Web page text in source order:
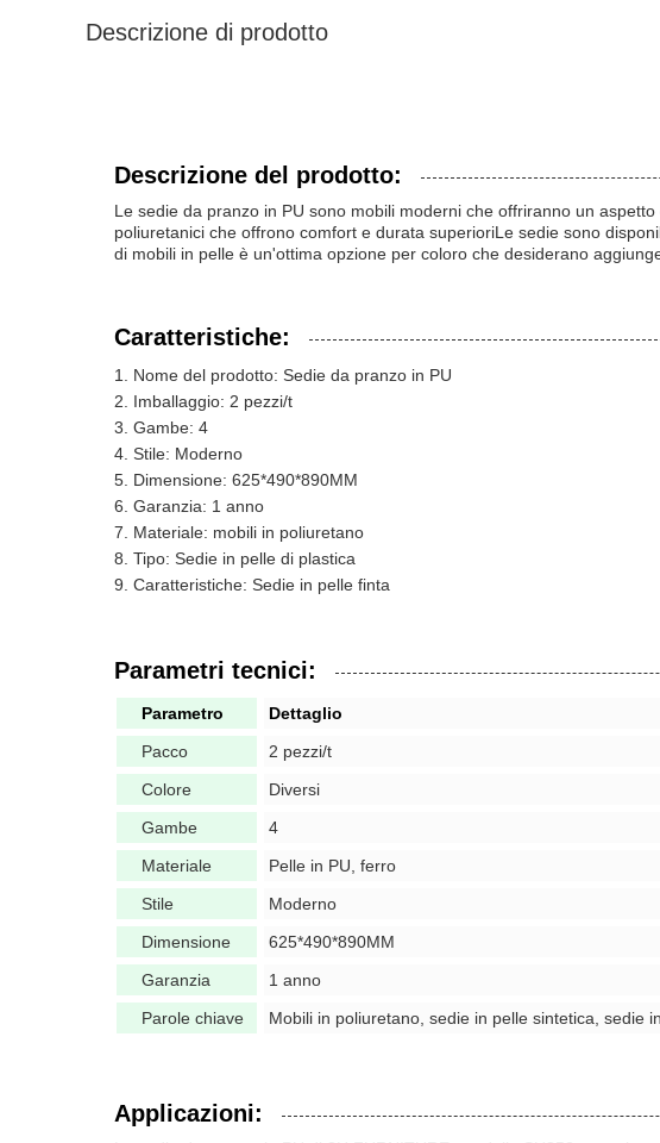
Descrizione di prodotto
Descrizione del prodotto:
Le sedie da pranzo in PU sono mobili moderni che offriranno un
poliuretanici che offrono comfort e durata superioriLe sedie sono
di mobili in pelle è un'ottima opzione per coloro che desiderano
Caratteristiche:
Nome del prodotto: Sedie da pranzo in PU
Imballaggio: 2 pezzi/t
Gambe: 4
Stile: Moderno
Dimensione: 625*490*890MM
Garanzia: 1 anno
Materiale: mobili in poliuretano
Tipo: Sedie in pelle di plastica
Caratteristiche: Sedie in pelle finta
Parametri tecnici:
Parametro
Dettaglio
Pacco
2 pezzi/t
Colore
Diversi
Gambe
4
Materiale
Pelle in PU, ferro
Stile
Moderno
Dimensione
625*490*890MM
Garanzia
1 anno
Parole chiave
Mobili in poliuretano, sedie in pelle sintetica, sedie
Applicazioni: